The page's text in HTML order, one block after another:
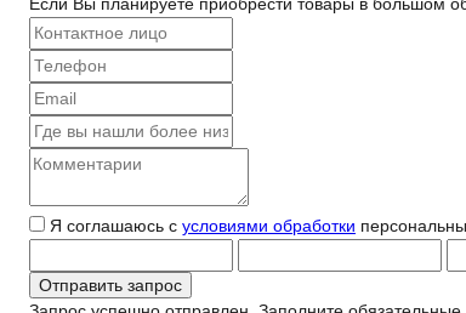
Я соглашаюсь с условиями обработки